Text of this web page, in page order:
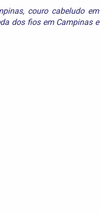
, couro cabeludo em
dos fios em Campinase